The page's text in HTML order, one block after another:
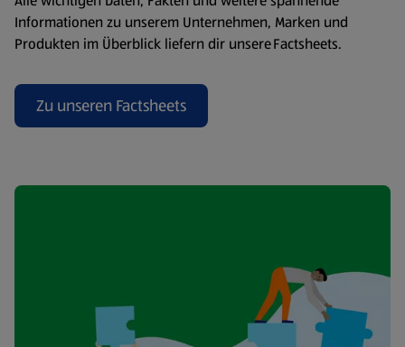
Informationen zu unserem Unternehmen, Marken und
Produkten im Überblick liefern dir unsere Factsheets.
Zu unseren Factsheets